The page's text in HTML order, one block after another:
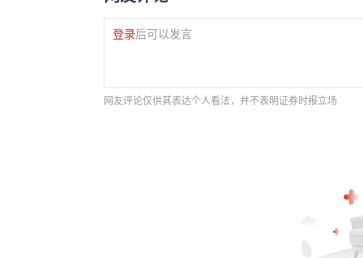
登录后可以发言
网友评论仅供其表达个人看法，并不表明证券时报立场